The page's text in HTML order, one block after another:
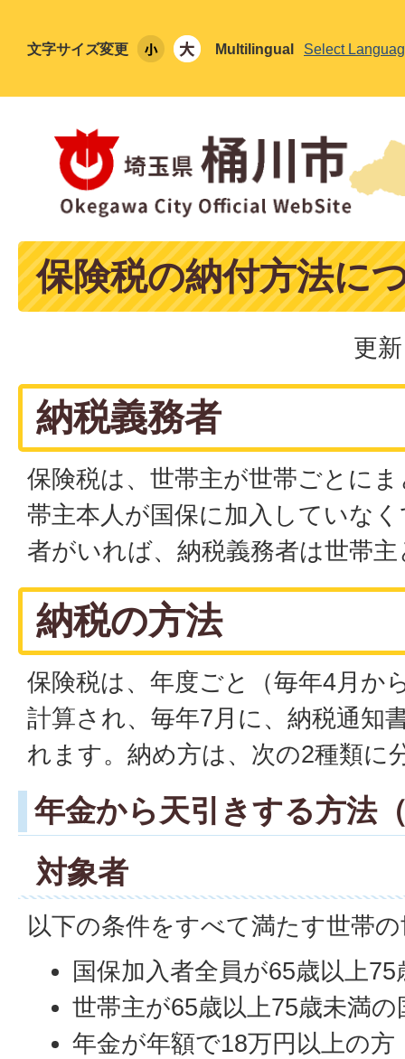
文字サイズ変更 Multilingual Select
保険税の納付方法に
更
納税義務者
保険税は、世帯主が世帯ごとに
帯主本人が国保に加入していな
者がいれば、納税義務者は世帯
納税の方法
保険税は、年度ごと（毎年4月か
計算され、毎年7月に、納税通知
れます。納め方は、次の2種類に
年金から天引きする方法
対象者
以下の条件をすべて満たす世帯
国保加入者全員が65歳以上
世帯主が65歳以上75歳未満の
年金が年額で18万円以上の方